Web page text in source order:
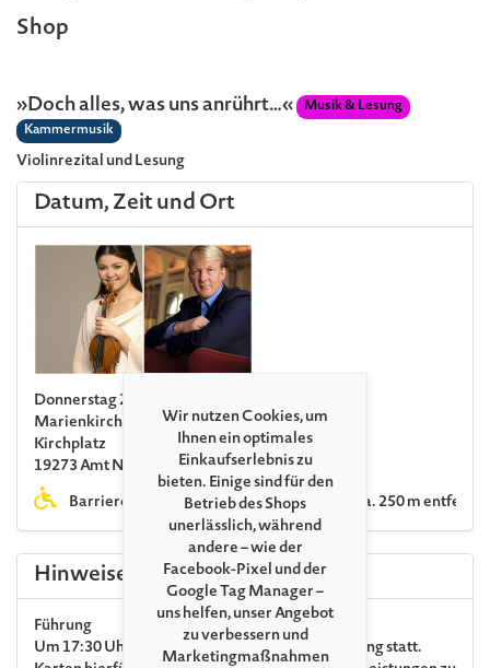
Shop
»Doch alles, was uns anrührt…«
Musik & Lesung
Kammermusik
Violinrezital und Lesung
Datum, Zeit und Ort
Donnerstag 23. Juli 2026 19:00
Marienkirche Neuhaus
Kirchplatz
19273 Amt Neuhaus
Barrierefreie Toilette im Gemeindehaus, ca. 250 m entfernt
Hinweise
Führung
Um 17:30 Uhr findet eine kostenpflichtige Führung statt.
Wir nutzen Cookies, um
Ihnen ein optimales
Einkaufserlebnis zu
bieten. Einige sind für den
Betrieb des Shops
unerlässlich, während
andere – wie der
Facebook-Pixel und der
Google Tag Manager –
uns helfen, unser Angebot
zu verbessern und
Marketingmaßnahmen